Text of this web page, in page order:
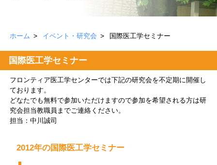
ホーム イベント・研究会 国際医工学セミナー
国際医工学セミナー
フロンティア医工学センターでは下記の研究会を不定期に開催し
ております。
どなたでも無料で参加いただけますので参加を希望される方は研
究会担当教職員までご連絡ください。
担当：中川誠司
2012年の国際医工学セミナー